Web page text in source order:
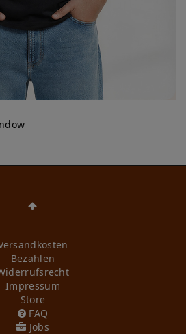
Bezahlen
Impressum
Store
FAQ
Jobs